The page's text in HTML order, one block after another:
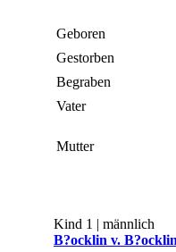
Geboren
Gestorben
Begraben
Vater
Mutter
Kind 1 | männlich
B?ocklin v.